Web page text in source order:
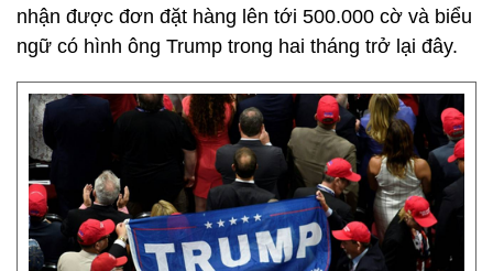
nhận được đơn đặt hàng lên tới 500.000 cờ và biểu
ngữ có hình ông Trump trong hai tháng trở lại đây.